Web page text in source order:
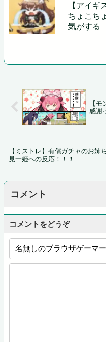
【アイギ
ちょこち
気がする
【
感謝
【ミストレ】有償ガチャのお姉
見一姫への反応！！！
コメント
コメントをどうぞ